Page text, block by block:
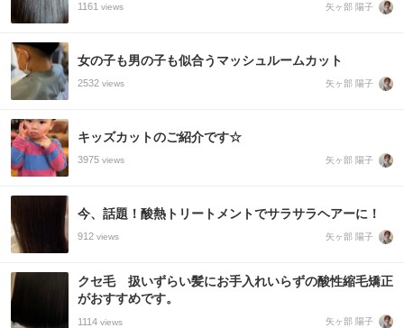
1161 views 矢ヶ部 陽子
女の子も男の子も似合うマッシュルームカット
2532 views 矢ヶ部 陽子
キッズカットのご紹介です☆
3975 views 矢ヶ部 陽子
今、話題！酸熱トリートメントでサラサラヘアーに！
912 views 矢ヶ部 陽子
クセ毛 扱いずらい髪にお手入れいらずの酸性縮毛矯正
がおすすめです。
1114 views 矢ヶ部 陽子